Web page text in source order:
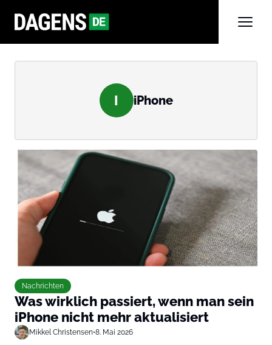
I iPhone
Nachrichten
Was wirklich passiert, wenn man sein
iPhone nicht mehr aktualisiert
Mikkel Christensen•8. Mai 2026